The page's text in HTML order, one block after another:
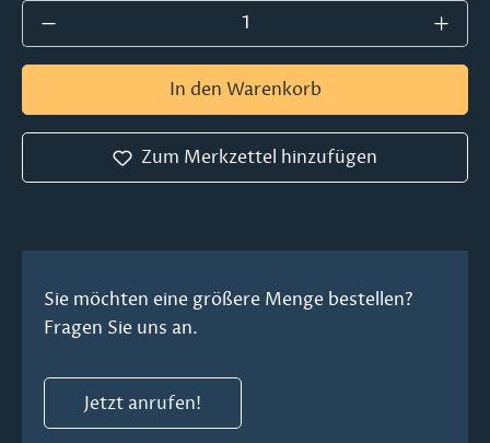
Produkt Anzahl: Gib den gewünschten
In den Warenkorb
Zum Merkzettel hinzufügen
Sie möchten eine größere Menge bestellen?
Fragen Sie uns an.
Jetzt anrufen!